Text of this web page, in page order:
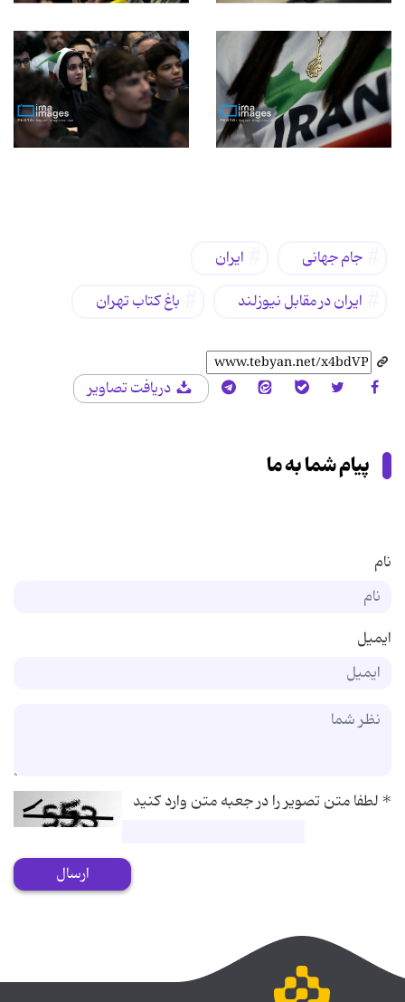
جام جهانی
ایران
ایران در مقابل نیوزلند
باغ کتاب تهران
دریافت تصاویر
پیام شما به ما
نام
ایمیل
*لطفا متن تصویر را در جعبه متن وارد کنید
ارسال